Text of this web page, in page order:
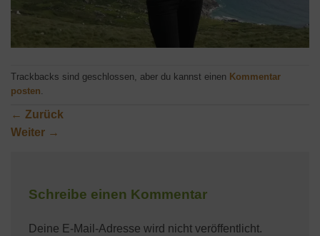
Trackbacks sind geschlossen, aber du kannst einen Kommentar
posten.
← Zurück
Weiter →
Schreibe einen Kommentar
Deine E-Mail-Adresse wird nicht veröffentlicht.